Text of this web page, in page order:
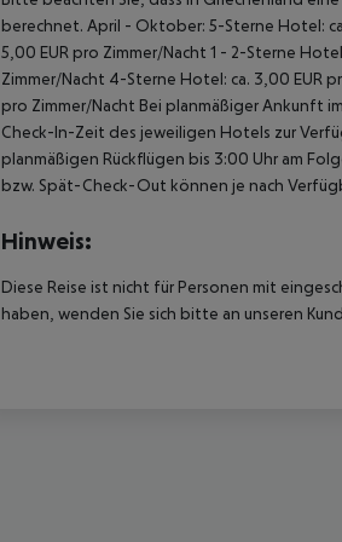
berechnet. April - Oktober: 5-Sterne Hotel:
5,00 EUR pro Zimmer/Nacht 1 - 2-Sterne
Zimmer/Nacht 4-Sterne Hotel: ca. 3,00 EUR
pro Zimmer/Nacht Bei planmäßiger Ankunft
Check-In-Zeit des jeweiligen Hotels zur
planmäßigen Rückflügen bis 3:00 Uhr am
bzw. Spät-Check-Out können je nach
Hinweis:
Diese Reise ist nicht für Personen mit
haben, wenden Sie sich bitte an unseren